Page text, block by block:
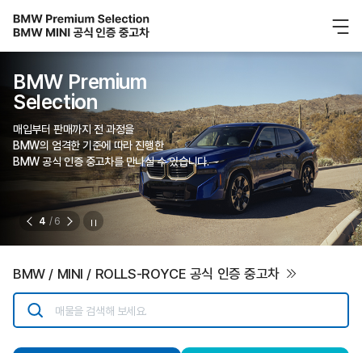
4 / 6
BMW Premium
Selection
매입부터 판매까지 전 과정을
BMW의 엄격한 기준에 따라 진행한
BMW 공식 인증 중고차를 만나실 수 있습니다.
BMW / MINI / ROLLS-ROYCE 공식 인증 중고차
매물을 검색해 보세요.